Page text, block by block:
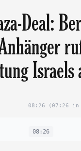
Deal:
Israels
08:26 (07:26 in
08:26